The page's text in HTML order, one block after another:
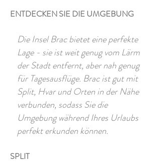
ENTDECKEN SIE DIE UMGEBUNG
Die Insel Brac bietet eine perfekte
Lage - sie ist weit genug vom Lärm
der Stadt entfernt, aber nah genug
für Tagesausflüge. Brac ist gut mit
Split, Hvar und Orten in der Nähe
verbunden, sodass Sie die
Umgebung während Ihres Urlaubs
perfekt erkunden können.
SPLIT